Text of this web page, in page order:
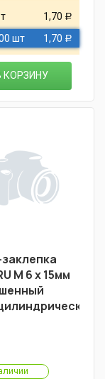
1,70 Р
шт 1,70 Р
КОРЗИНУ
М 6 х 15мм